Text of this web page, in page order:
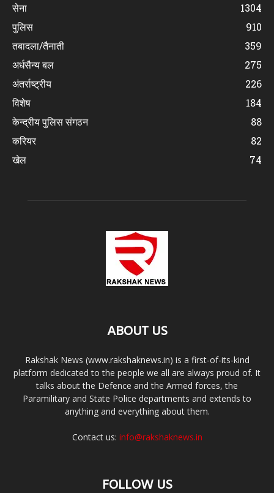
सेना
1304
पुलिस
910
तबादला/तैनाती
359
अर्धसैन्य बल
275
अंतर्राष्ट्रीय
226
विशेष
184
केन्द्रीय पुलिस संगठन
88
करियर
82
खेल
74
ABOUT US
Rakshak News (www.rakshaknews.in) is a first-of-its-kind
platform dedicated to the people we all are always proud of. It
talks about the Defence and the Armed forces, the
Paramilitary and State Police departments and extends to
anything and everything about them.
Contact us: info@rakshaknews.in
FOLLOW US